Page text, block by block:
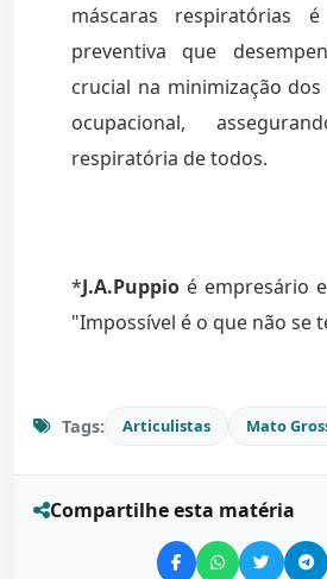
máscaras respiratórias
preventiva que
crucial na minimização
ocupacional,
respiratória de todos.
*J.A.Puppio é empresário
"Impossível é o que não se
Tags: Articulistas Mato
Compartilhe esta matéria